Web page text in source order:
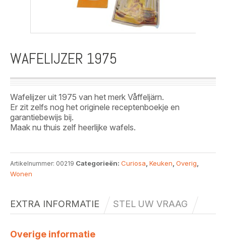
WAFELIJZER 1975
Wafelijzer uit 1975 van het merk Våffeljärn.
Er zit zelfs nog het originele receptenboekje en
garantiebewijs bij.
Maak nu thuis zelf heerlijke wafels.
Artikelnummer: 00219 Categorieën: Curiosa Keuken Overig
Wonen
EXTRA INFORMATIE STEL UW VRAAG
Overige informatie